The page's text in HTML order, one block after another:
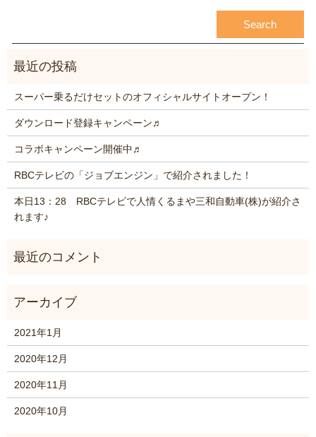
スーパー乗るだけセットのオフィシャルサイトオープン！
ダウンロード登録キャンペーン♬
コラボキャンペーン開催中♬
RBCテレビの「ジョブエンジン」で紹介されました！
本日13：28 RBCテレビで人情くるまや三和自動車(株)が紹介さ
れます♪
2021年1月
2020年12月
2020年11月
2020年10月